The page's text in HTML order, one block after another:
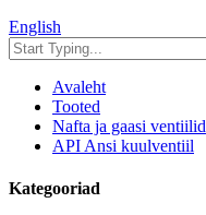
English
Avaleht
Tooted
Nafta ja gaasi ventiilid
API Ansi kuulventiil
Kategooriad